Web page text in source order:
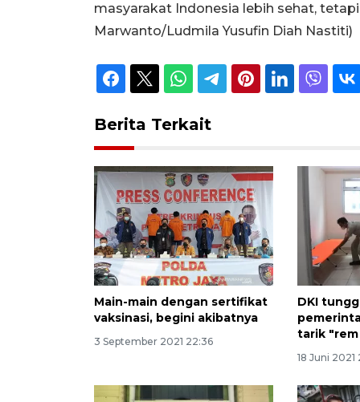
masyarakat Indonesia lebih sehat,
Marwanto/Ludmila Yusufin Diah Nastiti)
Berita Terkait
Main-main dengan sertifikat
vaksinasi, begini akibatnya
3 September 2021 22:36
DKI
tarik
18 Juni 2021